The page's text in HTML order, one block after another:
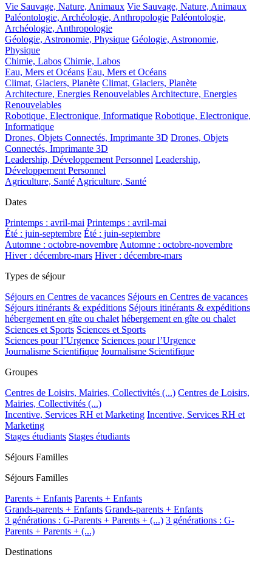
Vie Sauvage, Nature, Animaux Vie Sauvage, Nature, Animaux
Paléontologie, Archéologie, Anthropologie Paléontologie,
Archéologie, Anthropologie
Géologie, Astronomie, Physique Géologie, Astronomie,
Physique
Chimie, Labos Chimie, Labos
Eau, Mers et Océans Eau, Mers et Océans
Climat, Glaciers, Planète Climat, Glaciers, Planète
Architecture, Energies Renouvelables Architecture, Energies
Renouvelables
Robotique, Electronique, Informatique Robotique, Electronique,
Informatique
Drones, Objets Connectés, Imprimante 3D Drones, Objets
Connectés, Imprimante 3D
Leadership, Développement Personnel Leadership,
Développement Personnel
Agriculture, Santé Agriculture, Santé
Dates
Printemps : avril-mai Printemps : avril-mai
Été : juin-septembre Été : juin-septembre
Automne : octobre-novembre Automne : octobre-novembre
Hiver : décembre-mars Hiver : décembre-mars
Types de séjour
Séjours en Centres de vacances Séjours en Centres de vacances
Séjours itinérants & expéditions Séjours itinérants & expéditions
hébergement en gîte ou chalet hébergement en gîte ou chalet
Sciences et Sports Sciences et Sports
Sciences pour l’Urgence Sciences pour l’Urgence
Journalisme Scientifique Journalisme Scientifique
Groupes
Centres de Loisirs, Mairies, Collectivités (...) Centres de Loisirs,
Mairies, Collectivités (...)
Incentive, Services RH et Marketing Incentive, Services RH et
Marketing
Stages étudiants Stages étudiants
Séjours Familles
Séjours Familles
Parents + Enfants Parents + Enfants
Grands-parents + Enfants Grands-parents + Enfants
3 générations : G-Parents + Parents + (...) 3 générations : G-
Parents + Parents + (...)
Destinations